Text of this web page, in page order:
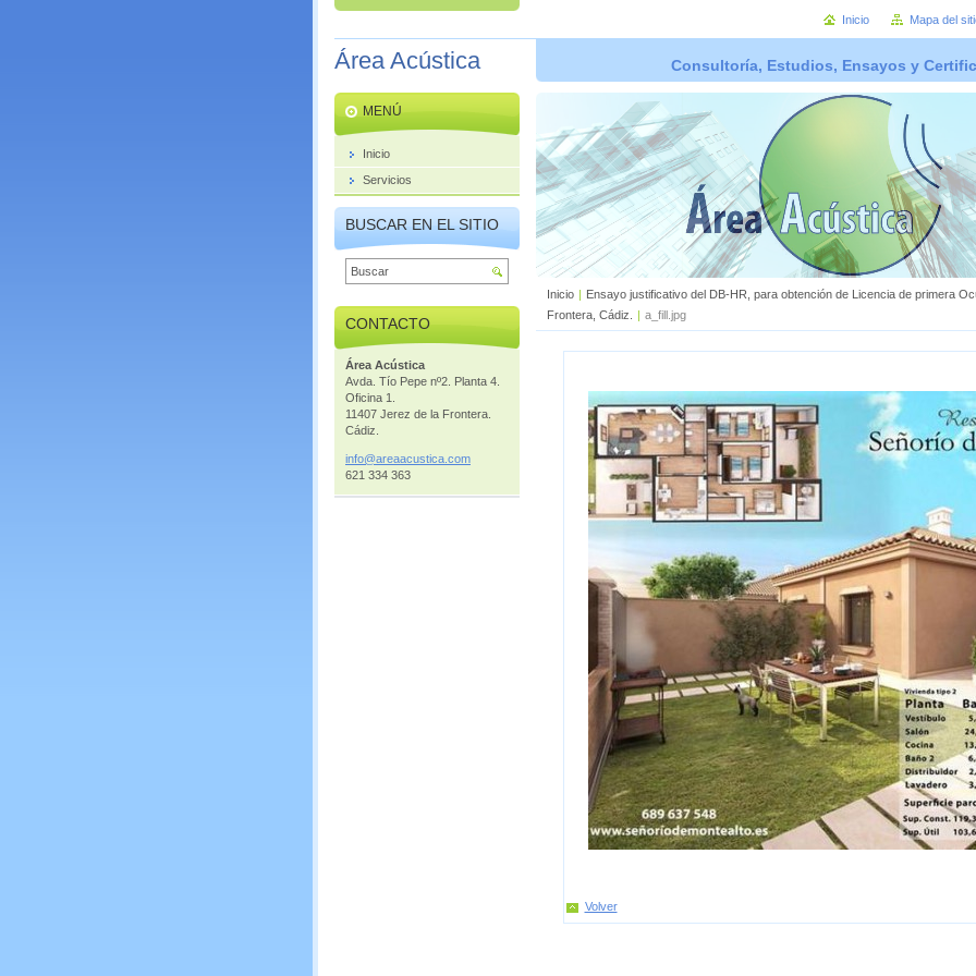
Área Acústica Consultoría, Estudios, Ensayos y
Inicio | Ensayo justificativo del DB-HR, para obtención de Licencia de primera
Frontera, Cádiz.
| a_fill.jpg
Volver
MENÚ
Inicio
Servicios
BUSCAR EN EL SITIO
CONTACTO
Área Acústica
Avda. Tío Pepe nº2. Planta 4.
Oficina 1.
11407 Jerez de la Frontera.
Cádiz.
info@areaacustica.com
621 334 363
Inicio Mapa del